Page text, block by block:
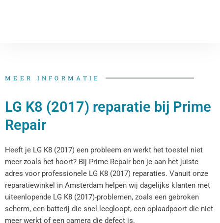
MEER INFORMATIE
LG K8 (2017) reparatie bij Prime
Repair
Heeft je LG K8 (2017) een probleem en werkt het toestel niet
meer zoals het hoort? Bij Prime Repair ben je aan het juiste
adres voor professionele LG K8 (2017) reparaties. Vanuit onze
reparatiewinkel in Amsterdam helpen wij dagelijks klanten met
uiteenlopende LG K8 (2017)-problemen, zoals een gebroken
scherm, een batterij die snel leegloopt, een oplaadpoort die niet
meer werkt of een camera die defect is.